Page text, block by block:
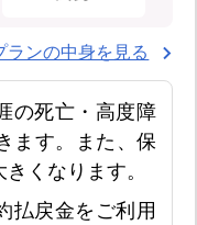
ランの中身を見る
の死亡・高度障
ます。また、保
くなります。
払戻金をご利用